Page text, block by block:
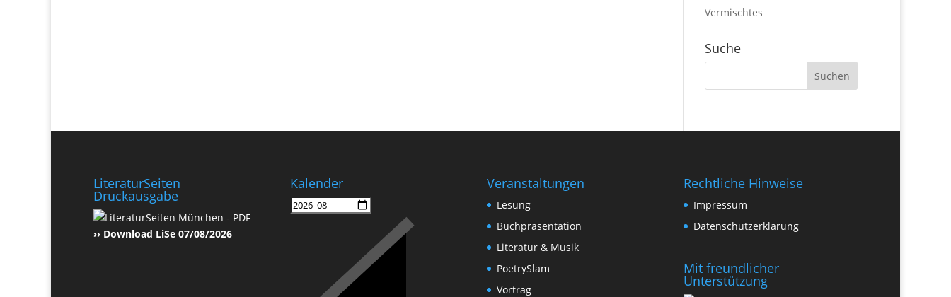
Vermischtes
Suche
LiteraturSeiten
Druckausgabe
›› Download LiSe 07/08/2026
Kalender Veranstaltungen
Lesung
Buchpräsentation
Literatur & Musik
PoetrySlam
Vortrag
Rechtliche Hinweise
Impressum
Datenschutzerklärung
Mit freundlicher
Unterstützung